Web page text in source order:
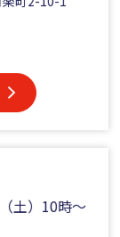
土）10時～